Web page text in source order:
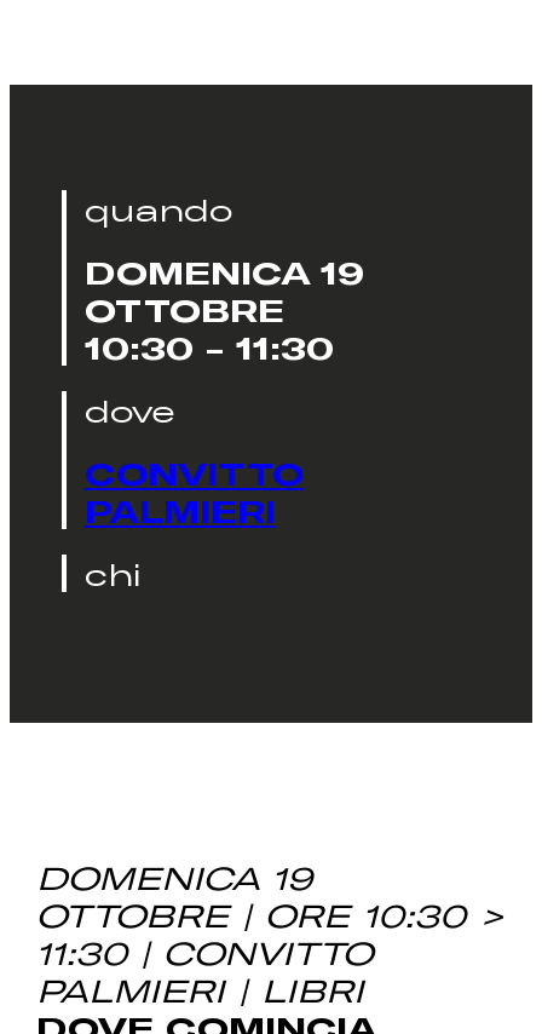
quando
DOMENICA 19
OTTOBRE
10:30 - 11:30
dove
CONVITTO
PALMIERI
chi
DOMENICA 19
OTTOBRE | ORE 10:30 >
11:30 | CONVITTO
PALMIERI | LIBRI